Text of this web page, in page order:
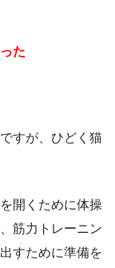
た
すが、ひどく猫
開くために体操
筋力トレーニン
すために準備を